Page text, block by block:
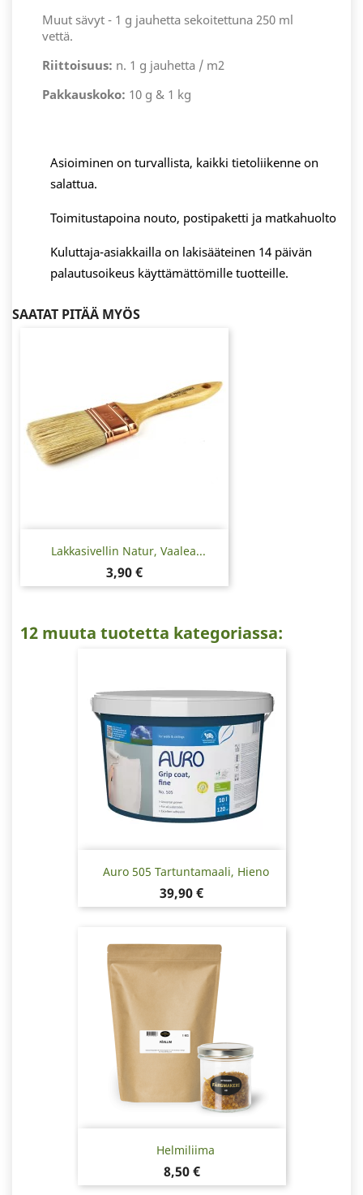
Muut sävyt - 1 g jauhetta sekoitettuna 250 ml
vettä.
Riittoisuus: n. 1 g jauhetta / m2
Pakkauskoko: 10 g & 1 kg
Asioiminen on turvallista, kaikki tietoliikenne on
salattua.
Toimitustapoina nouto, postipaketti ja matkahuolto
Kuluttaja-asiakkailla on lakisääteinen 14 päivän
palautusoikeus käyttämättömille tuotteille.
SAATAT PITÄÄ MYÖS
Lakkasivellin Natur, Vaalea...
Hinta
3,90 €
12 muuta tuotetta kategoriassa:
Auro 505 Tartuntamaali, Hieno
Hinta
39,90 €
Helmiliima
Hinta
8,50 €